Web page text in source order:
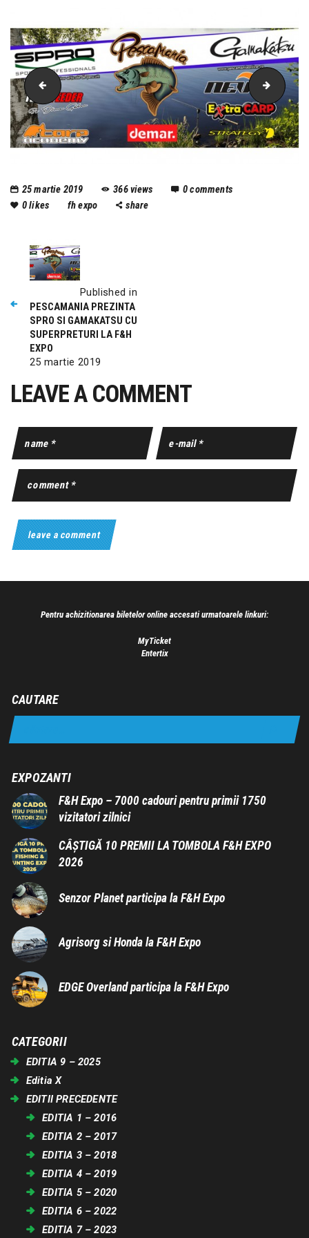
Pescamania
25 martie 2019 366views 0comments
0likes fh expo share
Published in
PESCAMANIA PREZINTA
SPRO SI GAMAKATSU CU
SUPERPRETURI LA F&H
EXPO
25 martie 2019
LEAVE A COMMENT
Pentru achizitionarea biletelor online accesati urmatoarele linkuri:
MyTicket
Entertix
CAUTARE
EXPOZANTI
F&H Expo – 7000 cadouri pentru primii 1750
vizitatori zilnici
CÂȘTIGĂ 10 PREMII LA TOMBOLA F&H EXPO
2026
Senzor Planet participa la F&H Expo
Agrisorg si Honda la F&H Expo
EDGE Overland participa la F&H Expo
CATEGORII
EDITIA 9 – 2025
Editia X
EDITII PRECEDENTE
EDITIA 1 – 2016
EDITIA 2 – 2017
EDITIA 3 – 2018
EDITIA 4 – 2019
EDITIA 5 – 2020
EDITIA 6 – 2022
EDITIA 7 – 2023